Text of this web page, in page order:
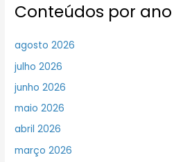
Conteúdos por ano
agosto 2026
julho 2026
junho 2026
maio 2026
abril 2026
março 2026